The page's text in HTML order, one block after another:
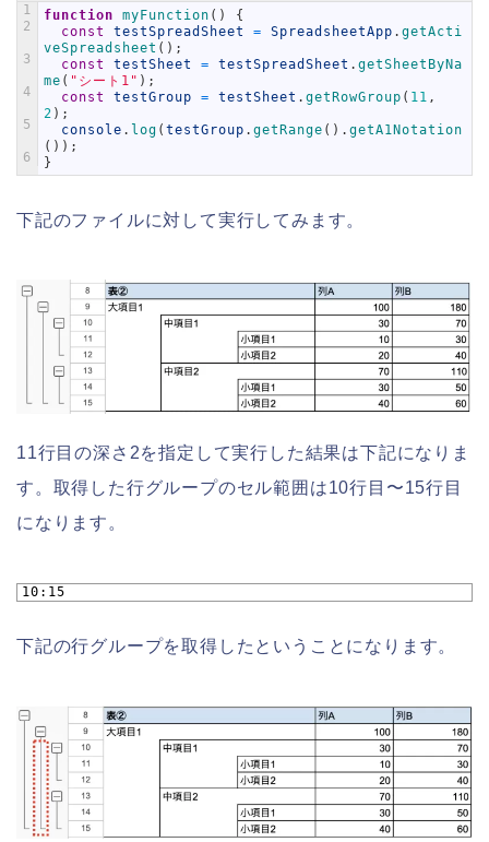
1
2
3
4
5
6
function myFunction ( )
{
const
testSpreadSheet = SpreadsheetApp . getActi
veSpreadsheet ( ) ;
const
testSheet = testSpreadSheet . getSheetByNa
me ( "シート1" ) ;
const
testGroup = testSheet . getRowGroup ( 11 ,
2 ) ;
console . log ( testGroup . getRange ( ) . getA1Notation
( ) ) ;
}
下記のファイルに対して実行してみます。
11行目の深さ2を指定して実行した結果は下記になりま
す。取得した行グループのセル範囲は10行目〜15行目
になります。
10:15
下記の行グループを取得したということになります。